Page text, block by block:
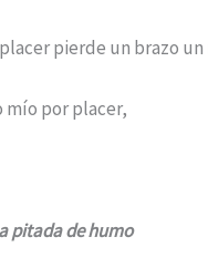
pierde un brazo
mío por placer,
pitada de humo